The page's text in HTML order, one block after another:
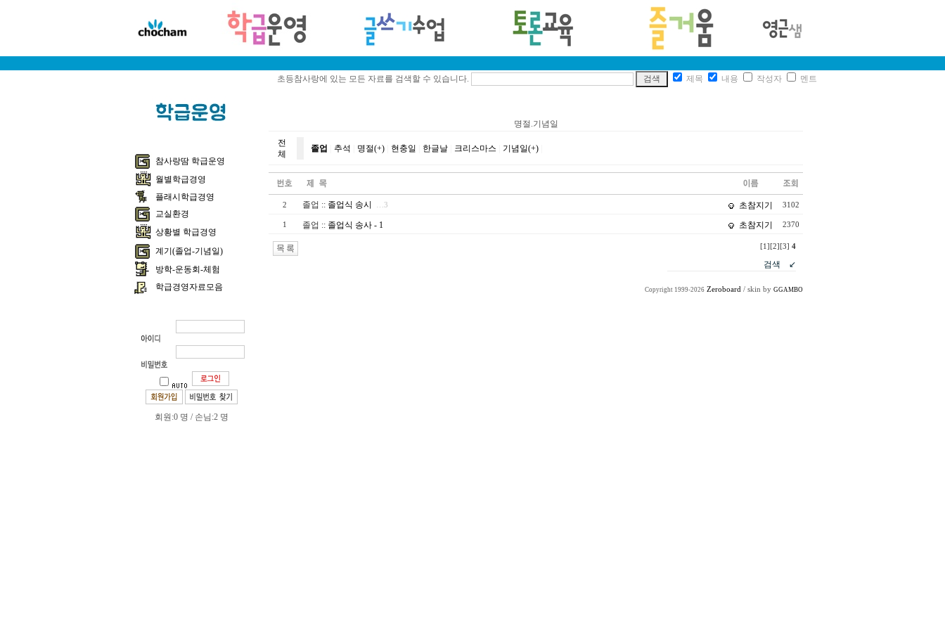
초등참사랑에 있는 모든 자료를 검색할 수 있습니다. 제목 내용 작성자 멘트
참사랑땀 학급운영
월별학급경영
플래시학급경영
교실환경
상황별 학급경영
계기(졸업-기념일)
방학-운동회-체험
학급경영자료모음
회원:0 명 / 손님:2 명
명절.기념일
전
체
졸업 추석 명절(+) 현충일 한글날 크리스마스 기념일(+)
2 졸업 :: 졸업식 송시 …3 초참지기 3102
1 졸업 :: 졸업식 송사 - 1 초참지기 2370
[1] [2] [3] 4
Copyright 1999-2026 Zeroboard / skin by GGAMBO